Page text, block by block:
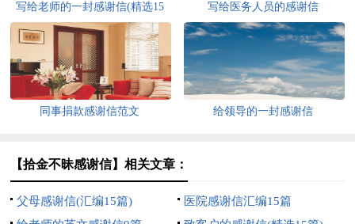
写给老师的一封感谢信(精选15
篇)
写给医务人员的感谢信
同事捐款感谢信范文 给领导的一封感谢信
【拾金不昧感谢信】相关文章：
父母感谢信(汇编15篇)
医院感谢信汇编15篇